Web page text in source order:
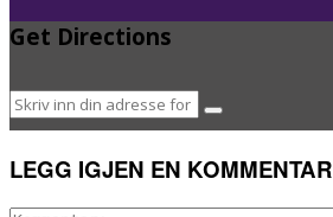
Get Directions
LEGG IGJEN EN KOMMENTAR